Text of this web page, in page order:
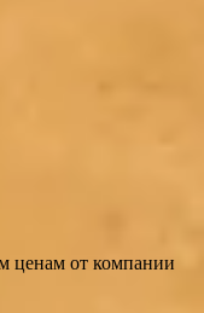
ценам от компании